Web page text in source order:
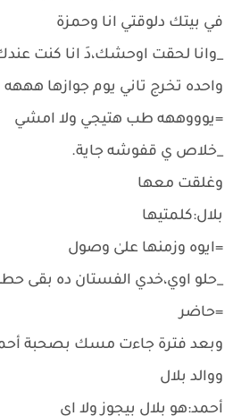
في بيتك دلوقتي انا وحمزة
_وانا لحقت اوحشك،دَ انا كنت
واحده تخرج تاني يوم جوازها هههه
=يوووههه طب هتيجي ولا امشي
_خلاص ي قفوشه جاية.
وغلقت معها
بلال:كلمتيها
=ايوه وزمنها علىٰ وصول
_حلو اوي،خدي الفستان ده بقى
=حاضر
وبعد فترة جاءت مسك بصحبة
ووالد بلال
أحمد:هو بلال بيجوز ولا اي